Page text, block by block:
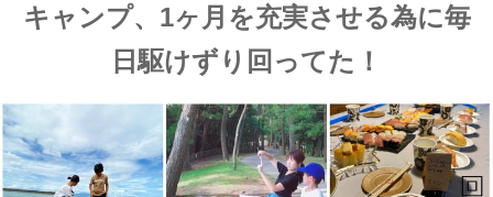
キャンプ、1ヶ月を充実させる為に毎
日駆けずり回ってた！